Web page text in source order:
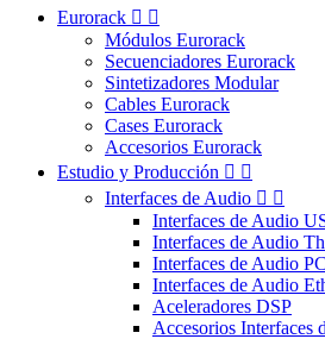
Eurorack  
Módulos Eurorack
Secuenciadores Eurorack
Sintetizadores Modular
Cables Eurorack
Cases Eurorack
Accesorios Eurorack
Estudio y Producción  
Interfaces de Audio  
Interfaces de Audio
Interfaces de Audio
Interfaces de Audio
Interfaces de Audio
Aceleradores DSP
Accesorios Interfaces